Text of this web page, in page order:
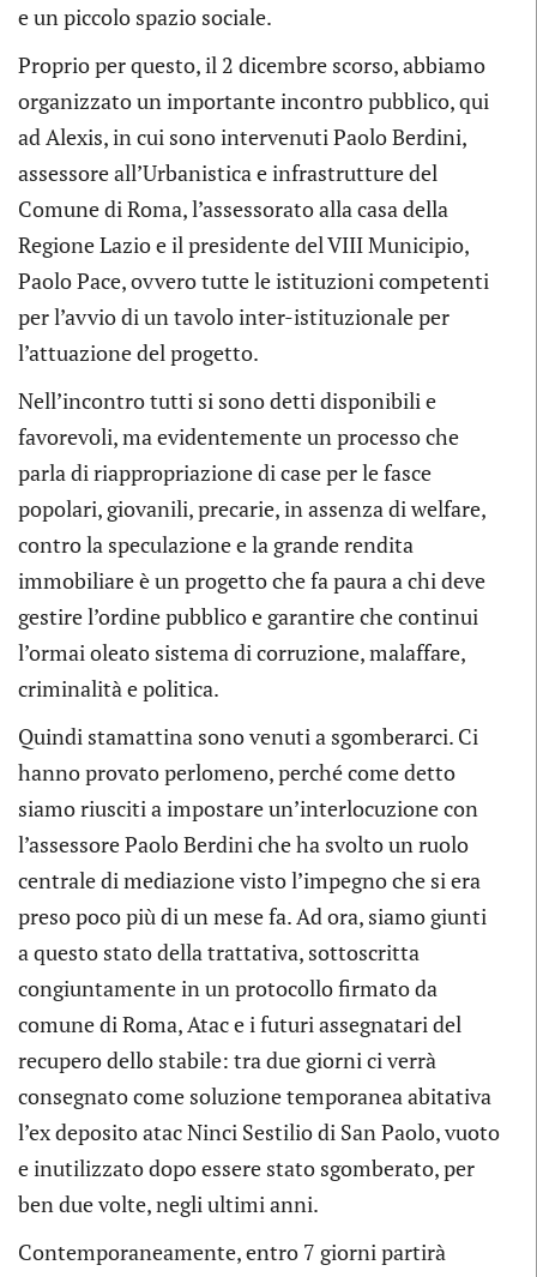
e un piccolo spazio sociale.
Proprio per questo, il 2 dicembre scorso, abbiamo
organizzato un importante incontro pubblico, qui
ad Alexis, in cui sono intervenuti Paolo Berdini,
assessore all’Urbanistica e infrastrutture del
Comune di Roma, l’assessorato alla casa della
Regione Lazio e il presidente del VIII Municipio,
Paolo Pace, ovvero tutte le istituzioni competenti
per l’avvio di un tavolo inter-istituzionale per
l’attuazione del progetto.
Nell’incontro tutti si sono detti disponibili e
favorevoli, ma evidentemente un processo che
parla di riappropriazione di case per le fasce
popolari, giovanili, precarie, in assenza di welfare,
contro la speculazione e la grande rendita
immobiliare è un progetto che fa paura a chi deve
gestire l’ordine pubblico e garantire che continui
l’ormai oleato sistema di corruzione, malaffare,
criminalità e politica.
Quindi stamattina sono venuti a sgomberarci. Ci
hanno provato perlomeno, perché come detto
siamo riusciti a impostare un’interlocuzione con
l’assessore Paolo Berdini che ha svolto un ruolo
centrale di mediazione visto l’impegno che si era
preso poco più di un mese fa. Ad ora, siamo giunti
a questo stato della trattativa, sottoscritta
congiuntamente in un protocollo firmato da
comune di Roma, Atac e i futuri assegnatari del
recupero dello stabile: tra due giorni ci verrà
consegnato come soluzione temporanea abitativa
l’ex deposito atac Ninci Sestilio di San Paolo, vuoto
e inutilizzato dopo essere stato sgomberato, per
ben due volte, negli ultimi anni.
Contemporaneamente, entro 7 giorni partirà